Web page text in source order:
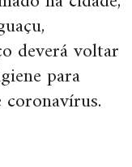
deverá voltar
para